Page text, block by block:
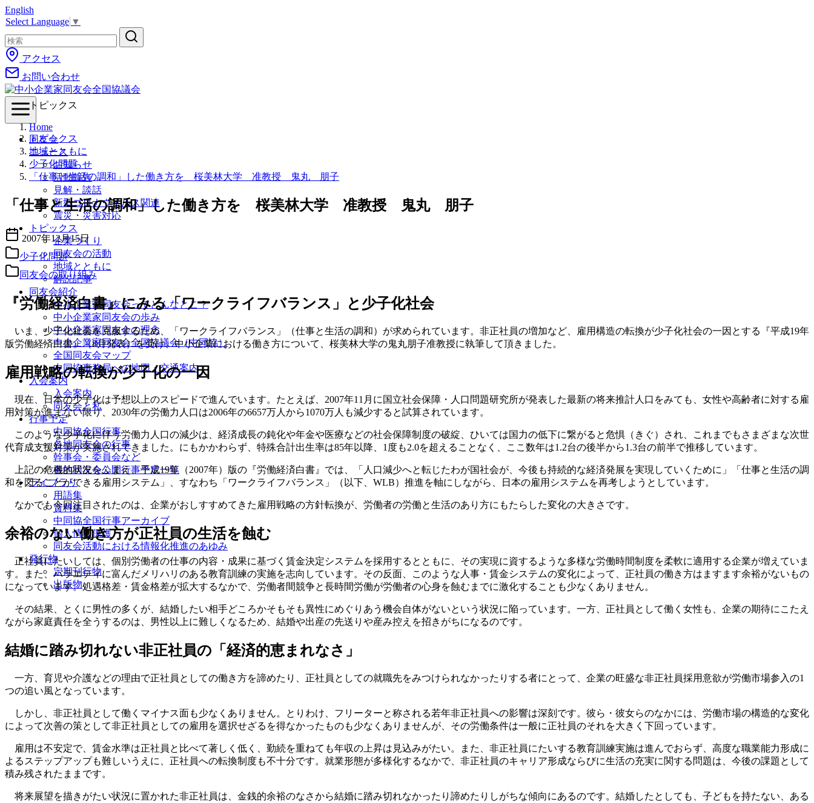
コ
ン
テ
ン
ツ
へ
移
動
English
Select Language ▼
アクセス
お問い合わせ
同友会
ニュース
お知らせ
活動報告
見解・談話
新型コロナウイルス関連
震災・災害対応
トピックス
企業づくり
同友会の活動
地域とともに
解説記事
同友会紹介
中小企業家同友会ってどんなとこ？
中小企業家同友会の歩み
中小企業家同友会の理念
中小企業家同友会全国協議会（中同協）
全国同友会マップ
中同協事務局への地図・交通案内
入会案内
入会案内
同友会と私
行事予定
中同協全国行事
各地同友会の行事
幹事会・委員会など
各地同友会公開行事予定一覧
ライブラリ
用語集
資料集
中同協全国行事アーカイブ
個人情報保護
同友会活動における情報化推進のあゆみ
発行物
定期刊行物
出版物
トピックス
Home
トピックス
地域とともに
少子化問題
「仕事と生活の調和」した働き方を 桜美林大学 准教授 鬼丸 朋子
「仕事と生活の調和」した働き方を 桜美林大学 准教授 鬼丸 朋子
2007年12月15日
少子化問題
同友会の取り組み
『労働経済白書』にみる「ワークライフバランス」と少子化社会
いま、少子化社会を克服するため、「ワークライフバランス」（仕事と生活の調和）が求められています。非正社員の増加など、雇用構造の転換が少子化社会の一因とする『平成19年
版労働経済白書』（8月発表）を受け、中小企業における働き方について、桜美林大学の鬼丸朋子准教授に執筆して頂きました。
雇用戦略の転換が少子化の一因
現在、日本の少子化は予想以上のスピードで進んでいます。たとえば、2007年11月に国立社会保障・人口問題研究所が発表した最新の将来推計人口をみても、女性や高齢者に対する雇
用対策が進まない限り、2030年の労働力人口は2006年の6657万人から1070万人も減少すると試算されています。
このような少子化に伴う労働力人口の減少は、経済成長の鈍化や年金や医療などの社会保障制度の破綻、ひいては国力の低下に繋がると危惧（きぐ）され、これまでもさまざまな次世
代育成支援対策が実施されてきました。にもかかわらず、特殊合計出生率は85年以降、1度も2.0を超えることなく、ここ数年は1.2台の後半から1.3台の前半で推移しています。
上記の危機的状況をふまえ、平成19年（2007年）版の『労働経済白書』では、「人口減少へと転じたわが国社会が、今後も持続的な経済発展を実現していくために」「仕事と生活の調
和を図ることができる雇用システム」、すなわち「ワークライフバランス」（以下、WLB）推進を軸にしながら、日本の雇用システムを再考しようとしています。
なかでも今回注目されたのは、企業がおしすすめてきた雇用戦略の方針転換が、労働者の労働と生活のあり方にもたらした変化の大きさです。
余裕のない働き方が正社員の生活を蝕む
正社員にたいしては、個別労働者の仕事の内容・成果に基づく賃金決定システムを採用するとともに、その実現に資するような多様な労働時間制度を柔軟に適用する企業が増えていま
す。また、バラエティに富んだメリハリのある教育訓練の実施を志向しています。その反面、このような人事・賃金システムの変化によって、正社員の働き方はますます余裕がないもの
になっています。処遇格差・賃金格差が拡大するなかで、労働者間競争と長時間労働が労働者の心身を蝕むまでに激化することも少なくありません。
その結果、とくに男性の多くが、結婚したい相手どころかそもそも異性にめぐりあう機会自体がないという状況に陥っています。一方、正社員として働く女性も、企業の期待にこたえ
ながら家庭責任を全うするのは、男性以上に難しくなるため、結婚や出産の先送りや産み控えを招きがちになるのです。
結婚に踏み切れない非正社員の「経済的恵まれなさ」
一方、育児や介護などの理由で正社員としての働き方を諦めたり、正社員としての就職先をみつけられなかったりする者にとって、企業の旺盛な非正社員採用意欲が労働市場参入の1
つの追い風となっています。
しかし、非正社員として働くマイナス面も少なくありません。とりわけ、フリーターと称される若年非正社員への影響は深刻です。彼ら・彼女らのなかには、労働市場の構造的な変化
によって次善の策として非正社員としての雇用を選択せざるを得なかったものも少なくありませんが、その労働条件は一般に正社員のそれを大きく下回っています。
雇用は不安定で、賃金水準は正社員と比べて著しく低く、勤続を重ねても年収の上昇は見込みがたい。また、非正社員にたいする教育訓練実施は進んでおらず、高度な職業能力形成に
よるステップアップも難しいうえに、正社員への転換制度も不十分です。就業形態が多様化するなかで、非正社員のキャリア形成ならびに生活の充実に関する問題は、今後の課題として
積み残されたままです。
将来展望を描きがたい状況に置かれた非正社員は、金銭的余裕のなさから結婚に踏み切れなかったり諦めたりしがちな傾向にあるのです。結婚したとしても、子どもを持たない、ある